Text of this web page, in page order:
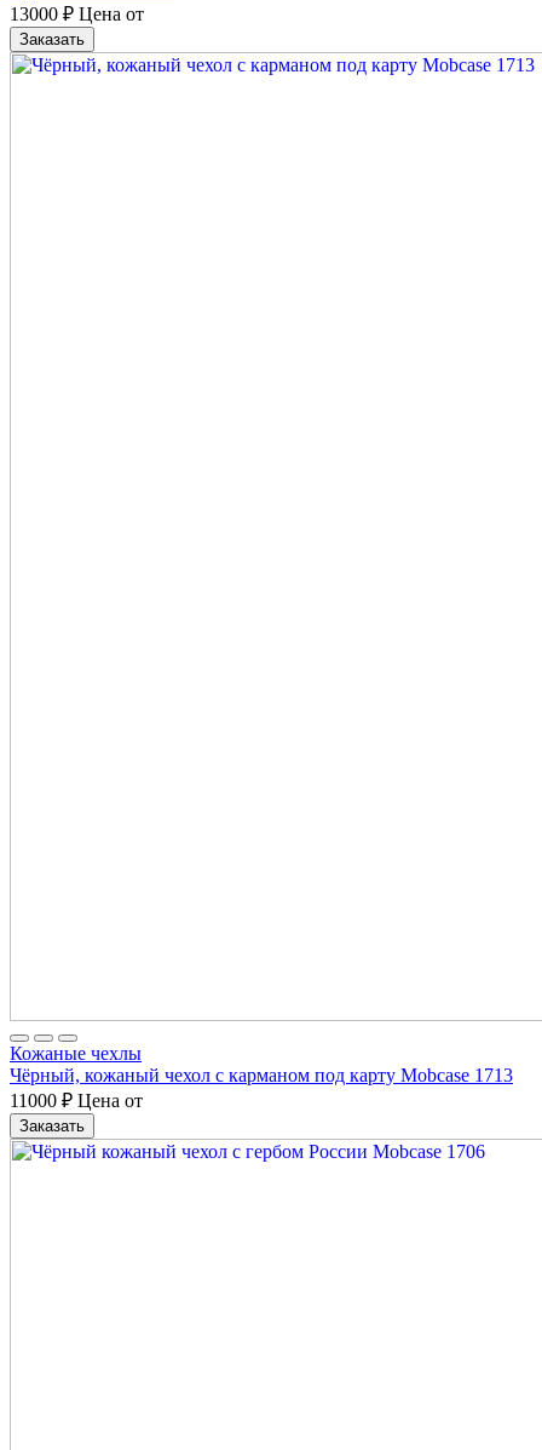
13000 ₽ Цена от
Заказать
Кожаные чехлы
Чёрный, кожаный чехол с карманом под карту Mobcase 1713
11000 ₽ Цена от
Заказать